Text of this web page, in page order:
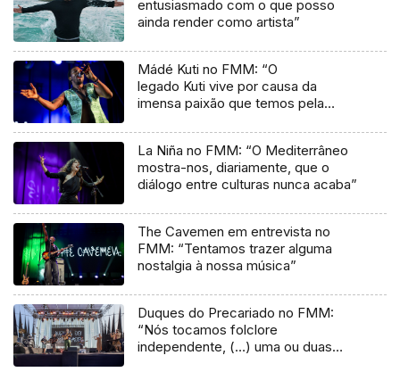
entusiasmado com o que posso
ainda render como artista”
Mádé Kuti no FMM: “O
legado Kuti vive por causa da
imensa paixão que temos pela
La Niña no FMM: “O Mediterrâneo
mostra-nos, diariamente, que o
diálogo entre culturas nunca acaba”
The Cavemen em entrevista no
FMM: “Tentamos trazer alguma
nostalgia à nossa música”
Duques do Precariado no FMM:
“Nós tocamos folclore
independente, (…) uma ou duas